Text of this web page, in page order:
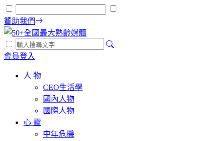
贊助我們
會員登入
人 物
CEO生活學
國內人物
國際人物
心 靈
中年危機